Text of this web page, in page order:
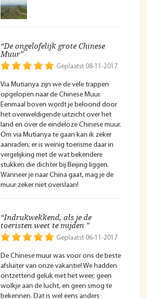
“De ongelofelijk grote Chinese
Muur”
Geplaatst 08-11-2017
Via Mutianya zijn we de vele trappen
opgelopen naar de Chinese Muur.
Eenmaal boven wordt je beloond door
het overweldigende uitzicht over het
land en over de eindeloze Chinese muur.
Om via Mutianya te gaan kan ik zeker
aanraden; er is weinig toerisme daar in
vergelijking met de wat bekendere
stukken die dichter bij Beijing liggen.
Wanneer je naar China gaat, mag je de
muur zeker niet overslaan!
“Indrukwekkend, als je de
toeristen weet te mijden ”
Geplaatst 06-11-2017
De Chinese muur was voor ons de beste
afsluiter van onze vakantie! We hadden
ontzettend geluk met het weer; geen
wolkje aan de lucht, en geen smog te
bekennen. Dat is wel eens anders